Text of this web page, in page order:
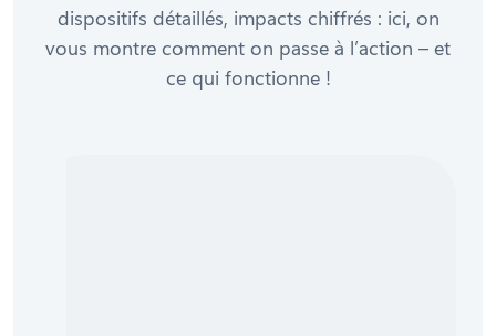
dispositifs détaillés, impacts chiffrés : ici, on
vous montre comment on passe à l’action – et
ce qui fonctionne !